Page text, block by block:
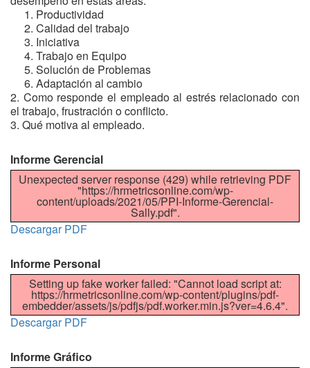
Productividad
Calidad del trabajo
Iniciativa
Trabajo en Equipo
Solución de Problemas
Adaptación al cambio
Como responde el empleado al estrés relacionado con
el trabajo, frustración o conflicto.
Qué motiva al empleado.
Informe Gerencial
Unexpected server response (429) while retrieving PDF
"https://hrmetricsonline.com/wp-
content/uploads/2021/05/PPI-Informe-Gerencial-
Sally.pdf".
Descargar PDF
Informe Personal
Setting up fake worker failed: "Cannot load script at:
https://hrmetricsonline.com/wp-content/plugins/pdf-
embedder/assets/js/pdfjs/pdf.worker.min.js?ver=4.6.4".
Descargar PDF
Informe Gráfico